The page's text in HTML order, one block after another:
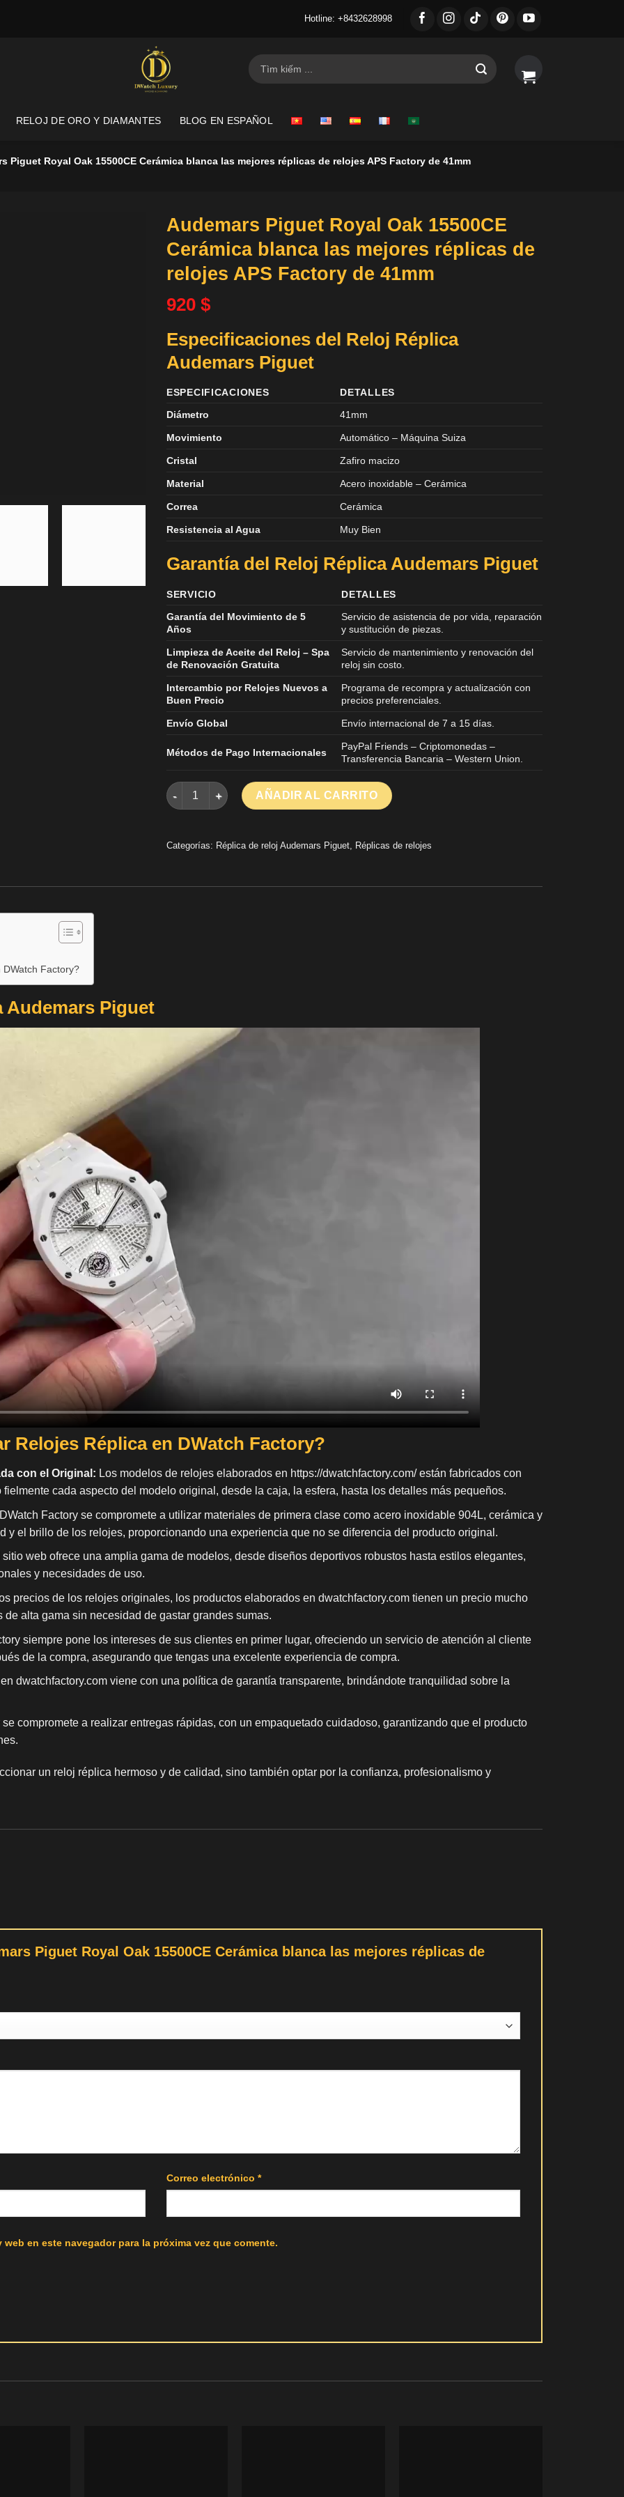
Hotline: +8432628998
Buscar
por:
RELOJ DE ORO Y DIAMANTES BLOG EN ESPAÑOL
Piguet Royal Oak 15500CE Cerámica blanca las mejores réplicas de relojes APS Factory de 41mm
Audemars Piguet Royal Oak 15500CE
Cerámica blanca las mejores réplicas de
relojes APS Factory de 41mm
920 $
Especificaciones del Reloj Réplica
Audemars Piguet
ESPECIFICACIONES
DETALLES
Diámetro
41mm
Movimiento Automático – Máquina Suiza
Cristal Zafiro macizo
Material Acero inoxidable – Cerámica
Correa Cerámica
Resistencia al Agua Muy Bien
Garantía del Reloj Réplica Audemars Piguet
SERVICIO
DETALLES
Garantía del Movimiento de 5
Años
Servicio de asistencia de por vida, reparación
y sustitución de piezas.
Limpieza de Aceite del Reloj – Spa
de Renovación Gratuita
Servicio de mantenimiento y renovación del
reloj sin costo.
Intercambio por Relojes Nuevos a
Buen Precio
Programa de recompra y actualización con
precios preferenciales.
Envío Global Envío internacional de 7 a 15 días.
Métodos de Pago Internacionales
PayPal Friends – Criptomonedas –
Transferencia Bancaria – Western Union.
Audemars Piguet Royal Oak 15500CE Cerámica blanca las mejores réplicas de relojes APS
AÑADIR AL CARRITO
Categorías: Réplica de reloj Audemars Piguet Réplicas de relojes
Factory?
Audemars Piguet
Relojes Réplica en DWatch Factory?
con el Original: Los modelos de relojes elaborados en https://dwatchfactory.com/están fabricados con
cada aspecto del modelo original, desde la caja, la esfera, hasta los detalles más pequeños.
DWatch Factory se compromete a utilizar materiales de primera clase como acero inoxidable 904L, cerámica y
y el brillo de los relojes, proporcionando una experiencia que no se diferencia del producto original.
sitio web ofrece una amplia gama de modelos, desde diseños deportivos robustos hasta estilos elegantes,
y necesidades de uso.
precios de los relojes originales, los productos elaborados en dwatchfactory.com tienen un precio mucho
alta gama sin necesidad de gastar grandes sumas.
siempre pone los intereses de sus clientes en primer lugar, ofreciendo un servicio de atención al cliente
de la compra, asegurando que tengas una excelente experiencia de compra.
dwatchfactory.com viene con una política de garantía transparente, brindándote tranquilidad sobre la
se compromete a realizar entregas rápidas, con un empaquetado cuidadoso, garantizando que el producto
un reloj réplica hermoso y de calidad, sino también optar por la confianza, profesionalismo y
Piguet Royal Oak 15500CE Cerámica blanca las mejores réplicas de
Correo electrónico *
en este navegador para la próxima vez que comente.